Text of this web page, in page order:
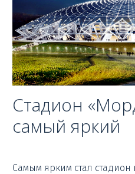
Стадион
самый яркий
Самым ярким стал